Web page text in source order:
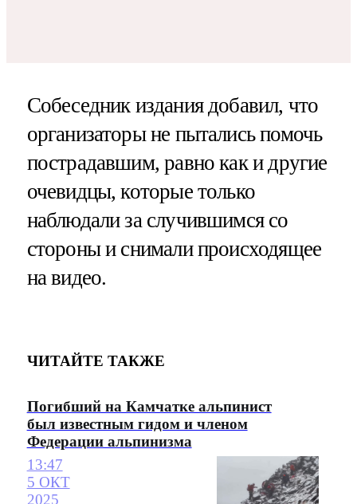
Собеседник издания добавил, что
организаторы не пытались помочь
пострадавшим, равно как и другие
очевидцы, которые только
наблюдали за случившимся со
стороны и снимали происходящее
на видео.
ЧИТАЙТЕ ТАКЖЕ
Погибший на Камчатке альпинист
был известным гидом и членом
Федерации альпинизма
13:47
5 ОКТ
2025